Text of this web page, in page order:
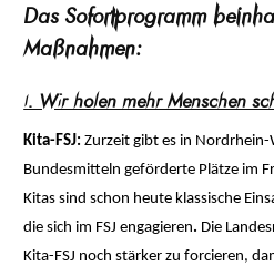
Das Sofortprogramm
Maßnahmen:
I. Wir holen mehr Menschen
Kita-FSJ:Zurzeit gibt es in
Bundesmitteln geförderte Plätze im
Kitas sind schon heute klassische
die sich im FSJ engagieren. Die
Kita-FSJ noch stärker zu forcieren,